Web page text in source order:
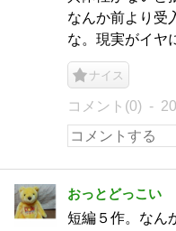
なんか前より受
な。現実がイヤ
ナイス
コメント(0)
おっとどっこい
短編５作。なん